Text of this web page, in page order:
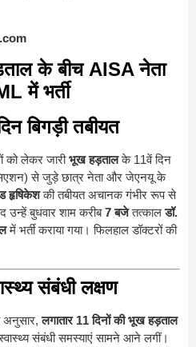
के बीच AISA नेता
में भर्ती
बिगड़ी तबीयत
को लेकर जारीभूख हड़तालके 11वें दिन
से जुड़े छात्र नेता और जेएनयू के
हृषिकेशकी तबीयत अचानक गंभीर रूप से
उन्हें बुधवार शाम करीब7 बजेतत्कालडॉ.
में भर्ती कराया गया। फिलहाल डॉक्टरों की
संबंधी लक्षण
अनुसार,लगातार 11 दिनों की भूख हड़ताल
संबंधी समस्याएं सामने आने लगीं।